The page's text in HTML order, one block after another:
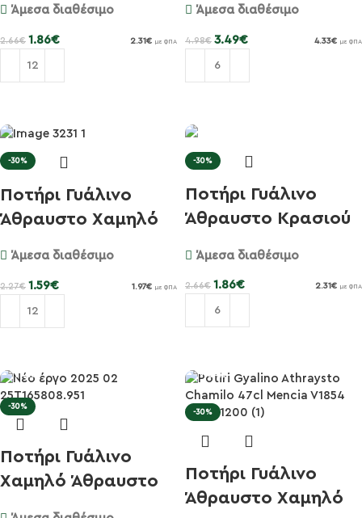
Άμεσα διαθέσιμο
2.66€ 1.86€ 2.31 € με ΦΠΑ
Άμεσα διαθέσιμο
4.98€ 3.49€ 4.33€ με ΦΠΑ
-30%
Ποτήρι Γυάλινο
Άθραυστο Χαμηλό
Άμεσα διαθέσιμο
2.27€ 1.59€ 1.97€ με ΦΠΑ
-30%
Ποτήρι Γυάλινο
Άθραυστο Κρασιού
Άμεσα διαθέσιμο
2.66€ 1.86€ 2.31 € με ΦΠΑ
-30%
Ποτήρι Γυάλινο
Χαμηλό Άθραυστο
-30%
Ποτήρι Γυάλινο
Άθραυστο Χαμηλό